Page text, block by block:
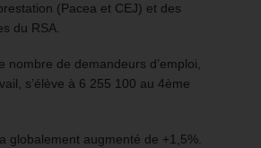
(Pacea et CEJ) et des
du RSA.
nombre de demandeurs d’emploi,
s’élève à 6 255 100 au 4ème
globalement augmenté de +1,5%.